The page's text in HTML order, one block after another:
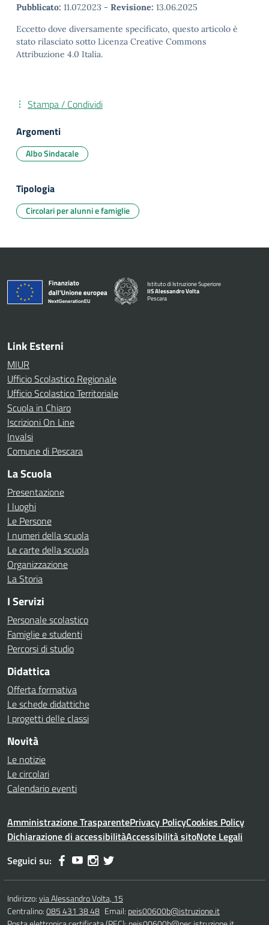
Pubblicato: 11.07.2023 - Revisione: 13.06.2025
Eccetto dove diversamente specificato, questo articolo è
stato rilasciato sotto Licenza Creative Commons
Attribuzione 4.0 Italia.
Stampa / Condividi
Argomenti
Albo Sindacale
Tipologia
Circolari per alunni e famiglie
Istituto di Istruzione Superiore
IIS Alessandro Volta
Pescara
Link Esterni
MIUR
Ufficio Scolastico Regionale
Ufficio Scolastico Territoriale
Scuola in Chiaro
Iscrizioni On Line
Invalsi
Comune di Pescara
La Scuola
Presentazione
I luoghi
Le Persone
I numeri della scuola
Le carte della scuola
Organizzazione
La Storia
I Servizi
Personale scolastico
Famiglie e studenti
Percorsi di studio
Didattica
Offerta formativa
Le schede didattiche
I progetti delle classi
Novità
Le notizie
Le circolari
Calendario eventi
Amministrazione TrasparentePrivacy PolicyCookies Policy
Dichiarazione di accessibilitàAccessibilità sitoNote Legali
Seguici su:
Indirizzo:via Alessandro Volta, 15
Centralino:085 431 38 48 Email: peis00600b@istruzione.it